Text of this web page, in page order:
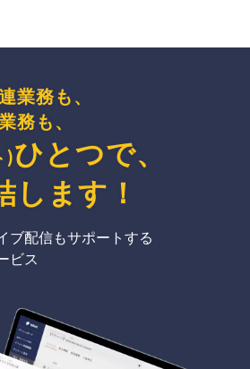
業務も、
務も、
)ひとつで、
します ！
ブ配信もサポートする
ビス